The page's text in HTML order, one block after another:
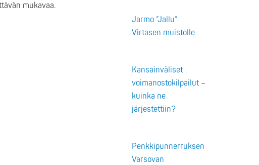
mukavaa.
Jarmo ”Jallu”
Virtasen muistolle
Kansainväliset
voimanostokilpailut –
kuinka ne
järjestettiin?
Penkkipunnerruksen
Varsovan